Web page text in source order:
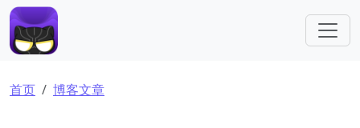
跳转到主要内容
面包屑
首页 博客文章